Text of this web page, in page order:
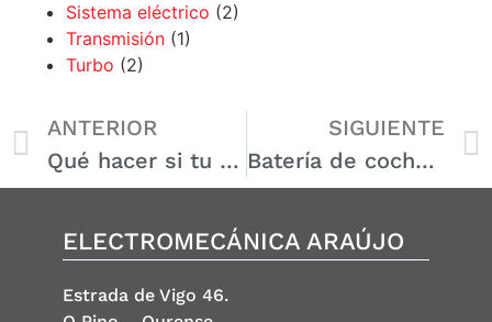
Sistema eléctrico (2)
Transmisión (1)
Turbo (2)
ANTERIOR
Qué hacer si tu coche pierde potencia: causas y soluciones
SIGUIENTE
Batería de coche se descarga: causas, prevención y soluciones
ELECTROMECÁNICA ARAÚJO
Estrada de Vigo 46.